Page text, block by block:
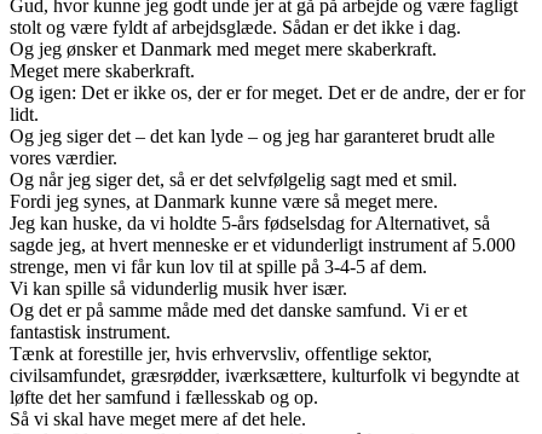
Gud, hvor kunne jeg godt unde jer at gå på arbejde og være fagligt
stolt og være fyldt af arbejdsglæde. Sådan er det ikke i dag.
Og jeg ønsker et Danmark med meget mere skaberkraft.
Meget mere skaberkraft.
Og igen: Det er ikke os, der er for meget. Det er de andre, der er for
lidt.
Og jeg siger det – det kan lyde – og jeg har garanteret brudt alle
vores værdier.
Og når jeg siger det, så er det selvfølgelig sagt med et smil.
Fordi jeg synes, at Danmark kunne være så meget mere.
Jeg kan huske, da vi holdte 5-års fødselsdag for Alternativet, så
sagde jeg, at hvert menneske er et vidunderligt instrument af 5.000
strenge, men vi får kun lov til at spille på 3-4-5 af dem.
Vi kan spille så vidunderlig musik hver især.
Og det er på samme måde med det danske samfund. Vi er et
fantastisk instrument.
Tænk at forestille jer, hvis erhvervsliv, offentlige sektor,
civilsamfundet, græsrødder, iværksættere, kulturfolk vi begyndte at
løfte det her samfund i fællesskab og op.
Så vi skal have meget mere af det hele.